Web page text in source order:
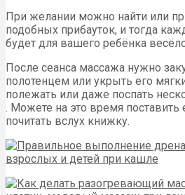
При желании можно найти или
подобных прибауток, и тогда
будет для вашего ребёнка
После сеанса массажа нужно
полотенцем или укрыть его
полежать или даже поспать
. Можете на это время поставить
почитать вслух книжку.